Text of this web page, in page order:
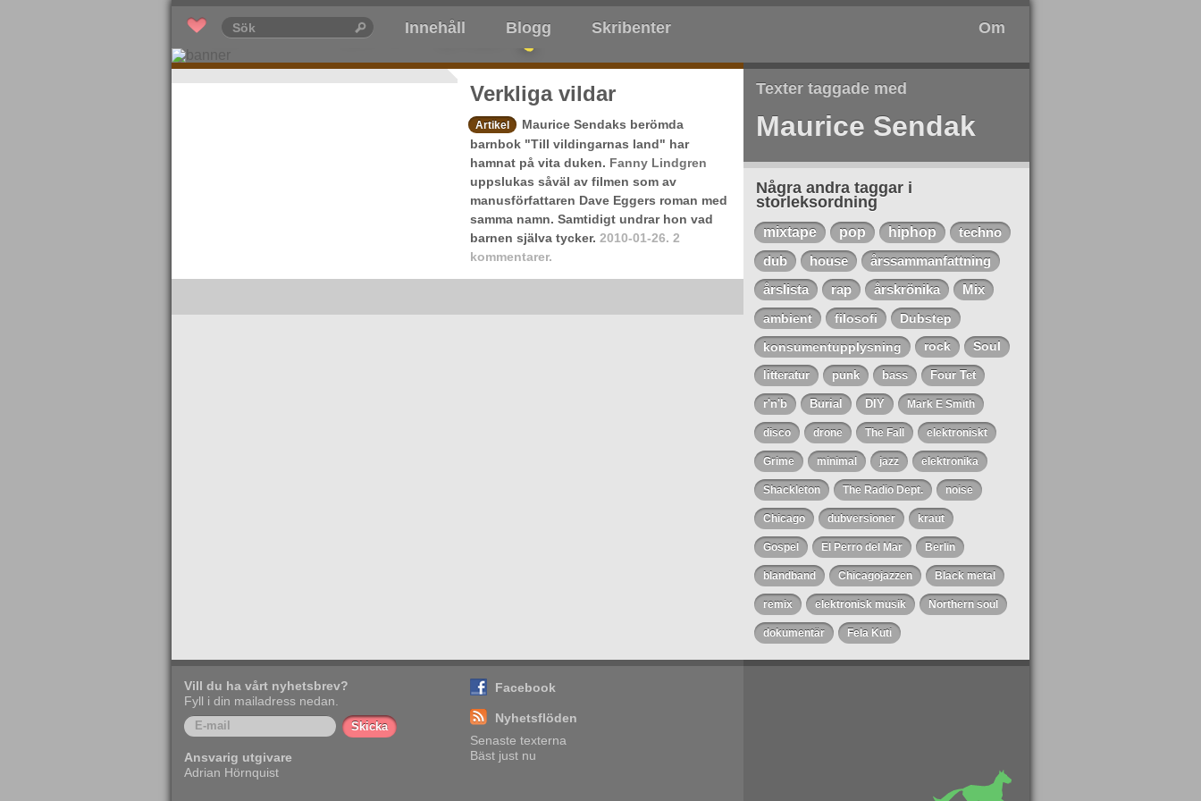
Innehåll Blogg Skribenter Om
Verkliga vildar
Artikel
Maurice Sendaks berömda
barnbok "Till vildingarnas land" har
hamnat på vita duken. Fanny Lindgren
uppslukas såväl av filmen som av
manusförfattaren Dave Eggers roman med
samma namn. Samtidigt undrar hon vad
barnen själva tycker. 2010-01-26. 2
kommentarer.
Texter taggade med
Maurice Sendak
Några andra taggar i
storleksordning
mixtape pop hiphop
techno
dub
house
årssammanfattning
årslista
rap årskrönika
Mix
ambient
filosofi
Dubstep
konsumentupplysning
rock Soul
litteratur punk bass Four Tet
r'n'b Burial DIY Mark E Smith
disco drone The Fall elektroniskt
Grime minimal jazz elektronika
Shackleton The Radio Dept. noise
Chicago dubversioner kraut
Gospel El Perro del Mar Berlin
blandband Chicagojazzen Black metal
remix elektronisk musik Northern soul
dokumentär Fela Kuti
Vill du ha vårt nyhetsbrev?
Fyll i din mailadress nedan.
Ansvarig utgivare
Adrian Hörnquist
Facebook
Nyhetsflöden
Senaste texterna
Bäst just nu